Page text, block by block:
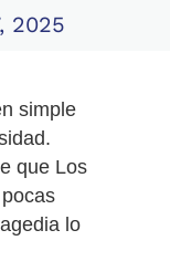
2025
simple
que Los
lo